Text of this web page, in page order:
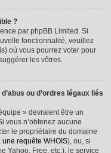
?
par phpBB Limited. Si
fonctionnalité, veuillez
où vous pourrez voter pour
les vôtres.
ou d’ordres légaux liés
» devraient être un
vous n’obtenez aucune
le propriétaire du domaine
une requête WHOIS), ou, si
Yahoo, Free, etc.), le service